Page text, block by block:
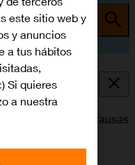
haber varias causas
este sitio web y
y anuncios
a tus hábitos
Si quieres
a nuestra